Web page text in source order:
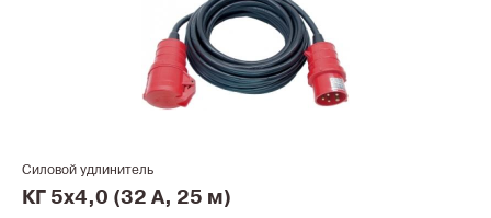
Силовой удлинитель
КГ 5x4,0 (32 A, 25 м)